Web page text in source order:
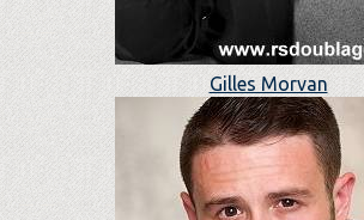
Gilles Morvan